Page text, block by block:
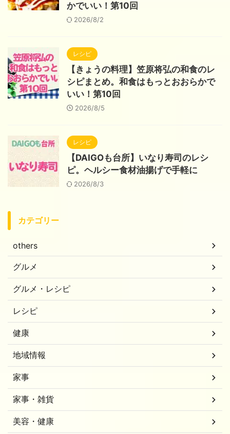
かでいい！第10回
2026/8/2
レシピ
【きょうの料理】笠原将弘の和食のレ
シピまとめ。和食はもっとおおらかで
いい！第10回
2026/8/5
レシピ
【DAIGOも台所】いなり寿司のレシ
ピ。ヘルシー食材油揚げで手軽に
2026/8/3
カテゴリー
others
グルメ
グルメ・レシピ
レシピ
健康
地域情報
家事
家事・雑貨
美容・健康